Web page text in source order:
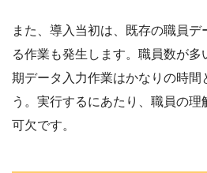
また、導入当初は、既存の職員
る作業も発生します。職員数が
期データ入力作業はかなりの時間
う。実行するにあたり、職員の
可欠です。